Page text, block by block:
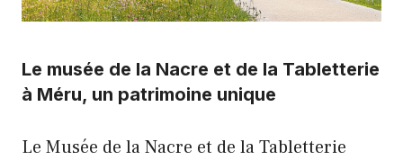
Le musée de la Nacre et de la Tabletterie
à Méru, un patrimoine unique
Le Musée de la Nacre et de la Tabletterie